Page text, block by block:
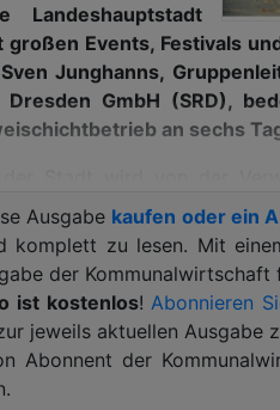
Landeshauptstadt
großen Events, Festivals
Junghanns,
Dresden GmbH (SRD),
an sechs
Bürgerschaft begriffen. Mit
transparenten Online-
wurde hierfür die
Vergleich von Großstädten
ist Zürich.
Gruppenleiter Reinigung/
den politischen Willen
Ausgabe kaufen oder ein
komplett zu lesen. Mit
der Kommunalwirtschaft
ist kostenlos! Abonnieren
jeweils aktuellen Ausgabe
Abonnent der